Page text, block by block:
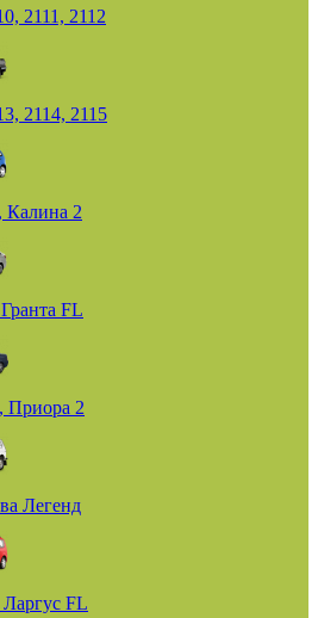
2111, 2112
2114, 2115
Калина 2
FL
Приора 2
Легенд
FL